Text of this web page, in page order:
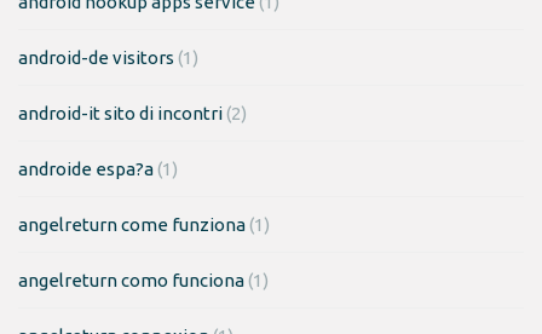
android-de visitors (1)
android-it sito di incontri(2)
androide espa?a(1)
angelreturn come funziona(1)
angelreturn como funciona(1)